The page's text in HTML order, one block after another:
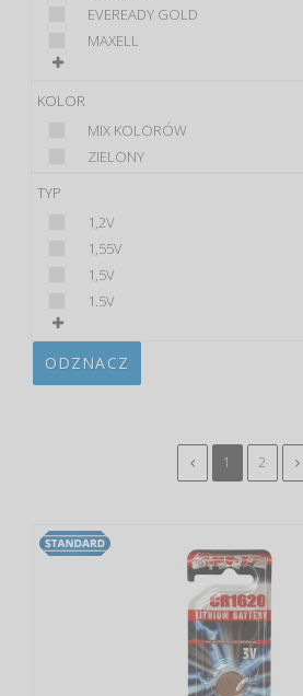
EVEREADY GOLD
MAXELL
KOLOR
MIX KOLORÓW
ZIELONY
TYP
1,2V
1,55V
1,5V
1.5V
ODZNACZ
1 2
Lista Zaufanych Partnerów (rozwiń)